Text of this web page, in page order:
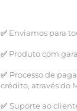
✅ Enviamos para
✅ Produto com
✅ Processo de
crédito, através do
✅ Suporte ao